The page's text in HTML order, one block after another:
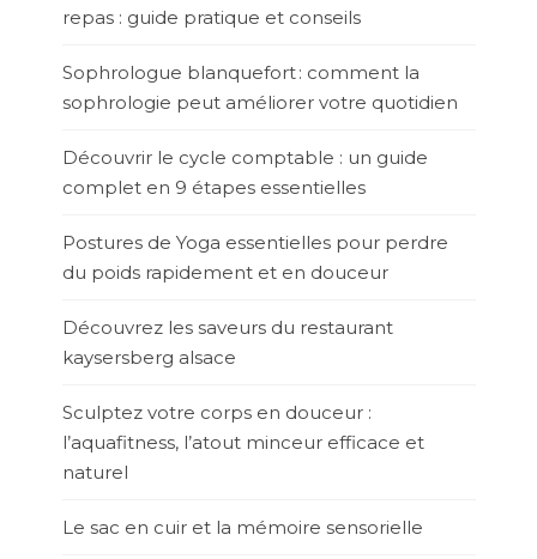
repas : guide pratique et conseils
Sophrologue blanquefort : comment la
sophrologie peut améliorer votre quotidien
Découvrir le cycle comptable : un guide
complet en 9 étapes essentielles
Postures de Yoga essentielles pour perdre
du poids rapidement et en douceur
Découvrez les saveurs du restaurant
kaysersberg alsace
Sculptez votre corps en douceur :
l’aquafitness, l’atout minceur efficace et
naturel
Le sac en cuir et la mémoire sensorielle